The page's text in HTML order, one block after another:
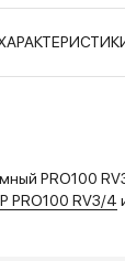
PRO100
PRO100 RV3/4